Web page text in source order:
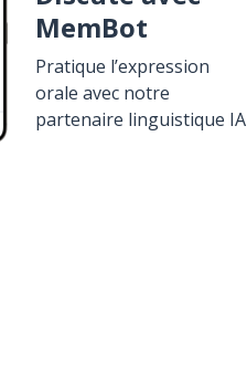
MemBot
Pratique l’expression
orale avec notre
partenaire linguistique IA